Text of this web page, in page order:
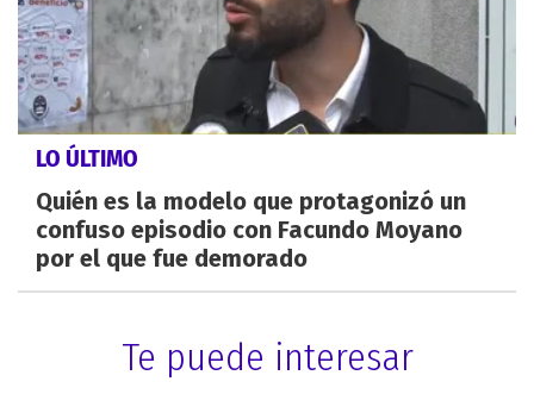
LO ÚLTIMO
Quién es la modelo que protagonizó un
confuso episodio con Facundo Moyano
por el que fue demorado
Te puede interesar